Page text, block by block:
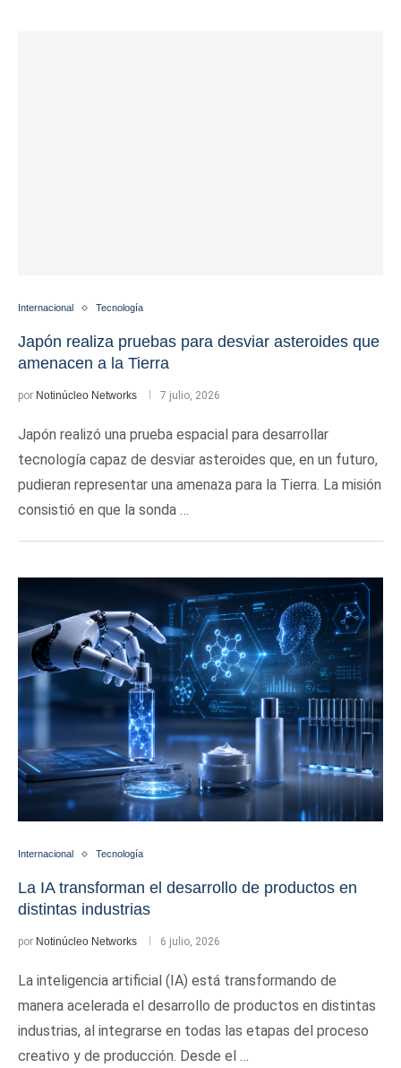
Internacional Tecnología
Japón realiza pruebas para desviar asteroides que
amenacen a la Tierra
por Notinúcleo Networks 7 julio, 2026
Japón realizó una prueba espacial para desarrollar
tecnología capaz de desviar asteroides que, en un futuro,
pudieran representar una amenaza para la Tierra. La misión
consistió en que la sonda …
Internacional Tecnología
La IA transforman el desarrollo de productos en
distintas industrias
por Notinúcleo Networks 6 julio, 2026
La inteligencia artificial (IA) está transformando de
manera acelerada el desarrollo de productos en distintas
industrias, al integrarse en todas las etapas del proceso
creativo y de producción. Desde el …